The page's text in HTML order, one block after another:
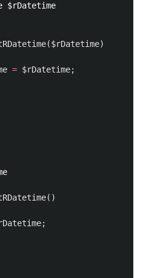
$rDatetime
($rDatetime)
= $rDatetime;
()
;